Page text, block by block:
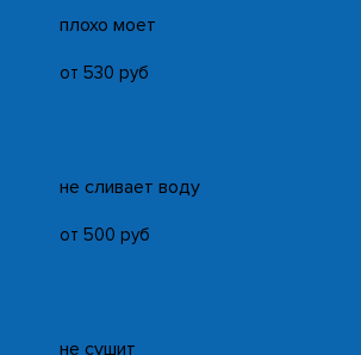
плохо моет
от 530 руб
не сливает воду
от 500 руб
не сушит